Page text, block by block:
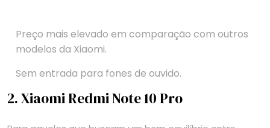
Preço mais elevado em comparação com outros
modelos da Xiaomi.
Sem entrada para fones de ouvido.
2. Xiaomi Redmi Note 10 Pro